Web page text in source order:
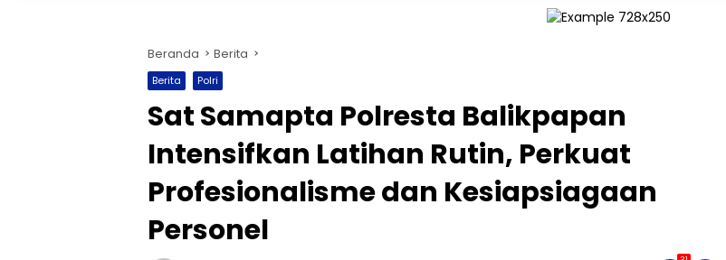
Beranda Berita
Berita Polri
Sat Samapta Polresta Balikpapan
Intensifkan Latihan Rutin, Perkuat
Profesionalisme dan Kesiapsiagaan
Personel